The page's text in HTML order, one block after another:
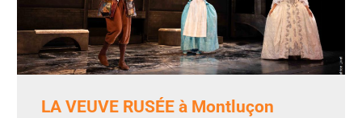
LA VEUVE RUSÉE à Montluçon